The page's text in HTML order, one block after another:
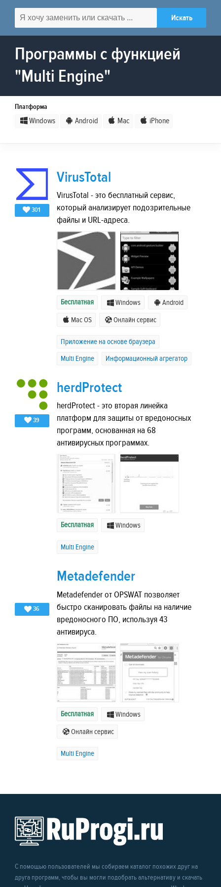
Программы с функцией
"Multi Engine"
Платформа
Windows Android Mac iPhone
301
VirusTotal
VirusTotal - это бесплатный сервис,
который анализирует подозрительные
файлы и URL-адреса.
Бесплатная Windows Android
Mac OS Онлайн сервис
Приложение на основе браузера
Multi Engine
Информационный агрегатор
39
herdProtect
herdProtect - это вторая линейка
платформ для защиты от вредоносных
программ, основанная на 68
антивирусных программах.
Бесплатная Windows
Multi Engine
36
Metadefender
Metadefender от OPSWAT позволяет
быстро сканировать файлы на наличие
вредоносного ПО, используя 43
антивируса.
Бесплатная Windows
Онлайн сервис
Multi Engine
С помощью пользователей мы собираем каталог похожих друг на
друга программ, чтобы вы могли подобрать альтернативу и скачать